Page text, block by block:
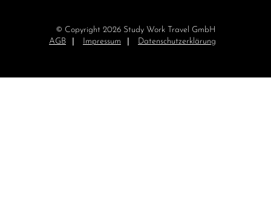
© Copyright 2026 Study Work Travel GmbH
Navigation
AGB Impressum Datenschutzerklärung